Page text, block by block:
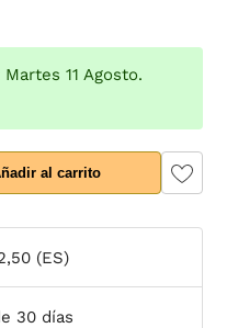
11 Agosto.
al carrito
(ES)
30 días